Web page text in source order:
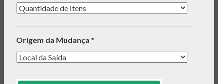
INFORMAÇÕES
Origem da Mudança *